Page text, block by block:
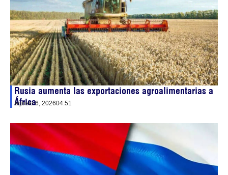
Rusia aumenta las exportaciones agroalimentarias a
África
agosto 6, 202604:51